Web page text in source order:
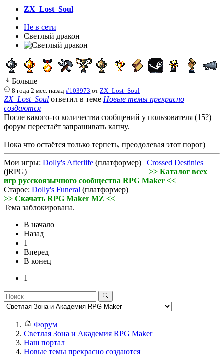
ZX_Lost_Soul
Не в сети
Светлый дракон
Больше
8 года 2 мес. назад #103973 от ZX_Lost_Soul
ZX_Lost_Soul ответил в теме Новые темы прекрасно
создаются
После какого-то количества сообщений у пользователя (15?)
форум перестаёт запрашивать капчу.
Пока что остаётся только терпеть, преодолевая этот порог)
Мои игры: Dolly's Afterlife (платформер) | Crossed Destinies
(jRPG)
>> Каталог всех
игр русскоязычного сообщества RPG Maker <<
Старое: Dolly's Funeral (платформер)
>> Скачать RPG Maker MZ <<
Тема заблокирована.
В начало
Назад
1
Вперед
В конец
1
Форум
Светлая Зона и Академия RPG Maker
Наш портал
Новые темы прекрасно создаются